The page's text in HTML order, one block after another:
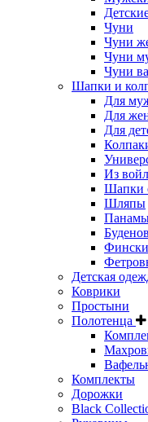
Чуни
Чуни
Чуни
Чуни
Шапки и
Для
Для
Для
Из
Шапки
Шляпы
Детская
Коврики
Простыни
Полотенца
Комплекты
Дорожки
Black